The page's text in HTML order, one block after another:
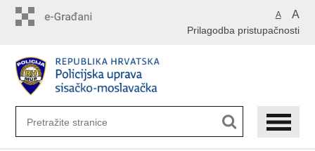
A A
Prilagodba pristupačnosti